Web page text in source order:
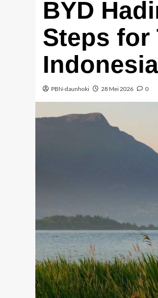
BYD
Steps for
Indonesia
PBN-daunhoki 28 Mei 2026 0